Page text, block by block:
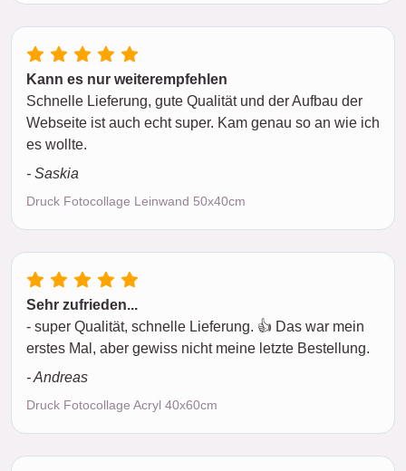
Kann es nur weiterempfehlen
Schnelle Lieferung, gute Qualität und der Aufbau der
Webseite ist auch echt super. Kam genau so an wie ich
es wollte.
- Saskia
Druck Fotocollage Leinwand 50x40cm
Sehr zufrieden...
- super Qualität, schnelle Lieferung. 👍 Das war mein
erstes Mal, aber gewiss nicht meine letzte Bestellung.
- Andreas
Druck Fotocollage Acryl 40x60cm